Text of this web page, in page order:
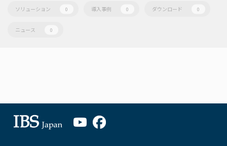
ソリューション 0 導入事例 0 ダウンロード 0
ニュース 0